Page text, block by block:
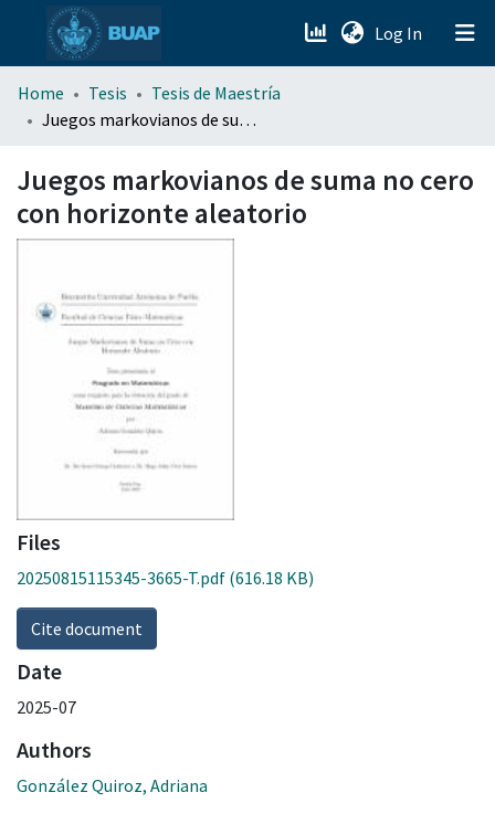
Log In (current)
menu.section.about_menu
Home Tesis
Tesis de Maestría
Juegos markovianos de suma no cero con horizonte aleatorio
Juegos markovianos de suma no cero
con horizonte aleatorio
Files
20250815115345-3665-T.pdf (616.18 KB)
Cite document
Date
2025-07
Authors
González Quiroz, Adriana